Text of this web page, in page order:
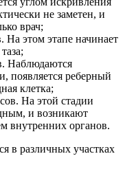
не заметен, и
врач;
На этом этапе начинает
Наблюдаются
появляется реберный
клетка;
На этой стадии
и возникают
внутренних органов.
в различных участках